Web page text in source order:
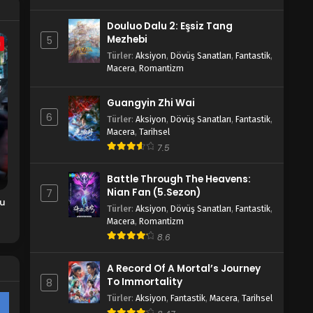
Tunshi Xingkong 141-145.Bölüm
Türkçe Altyazılı
Blm 141-145 - Ocak 30, 2024
Türkçe Altyazılı
Blm 136-140 - Ocak 23, 2024
Tunshi Xingkong 131-135.Bölüm
Blm 131-135 - Ocak 16, 2024
Tunshi Xingkong 126-130.Bölüm
Türkçe Altyazılı
Tunshi Xingkong 121-125.Bölüm
Türkçe Altyazılı
Blm 121-125 - Ocak 2, 2024
5
Douluo Dalu 2: Eşsiz Tang
Mezhebi
Türler: Aksiyon, Dövüş Sanatları, Fantastik,
Macera, Romantizm
6
Guangyin Zhi Wai
Türler: Aksiyon, Dövüş Sanatları, Fantastik,
Macera, Tarihsel
7.5
7
Battle Through The Heavens:
Nian Fan (5.Sezon)
Türler: Aksiyon, Dövüş Sanatları, Fantastik,
Macera, Romantizm
8.6
8
A Record Of A Mortal’s Journey
To Immortality
Türler: Aksiyon, Fantastik, Macera, Tarihsel